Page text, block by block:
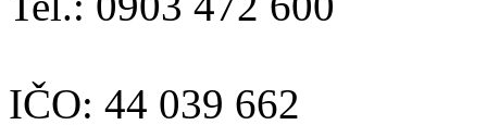
IČO: 44 039 662